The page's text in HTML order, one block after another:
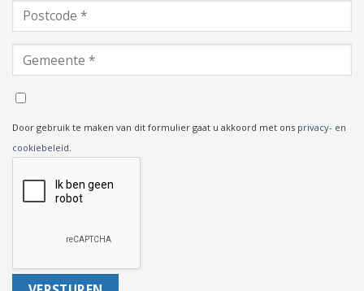
Door gebruik te maken van dit formulier gaat u akkoord met ons privacy- en
cookiebeleid